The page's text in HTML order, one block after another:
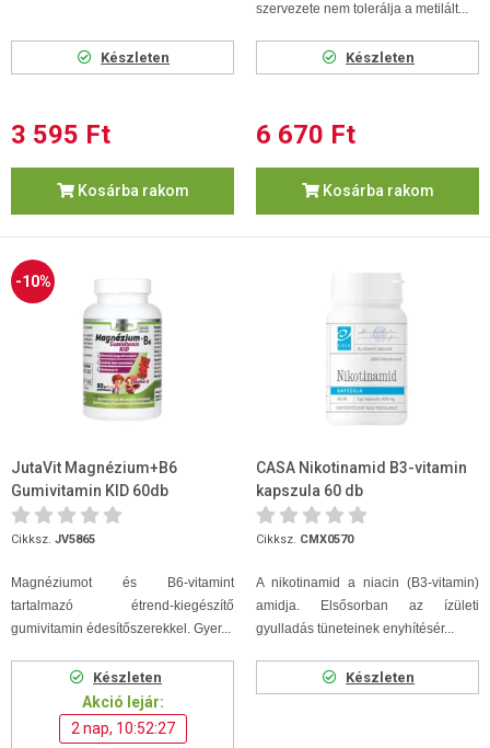
Készleten
3 595 Ft
Kosárba rakom
szervezete nem tolerálja a metilált...
Készleten
6 670 Ft
Kosárba rakom
-10%
JutaVit Magnézium+B6
Gumivitamin KID 60db
gumitabletta
Cikksz. JV5865
Magnéziumot és B6-vitamint
tartalmazó étrend-kiegészítő
gumivitamin édesítőszerekkel. Gyer...
Készleten
Akció lejár:
2 nap, 10:52:26
CASA Nikotinamid B3-vitamin
kapszula 60 db
Cikksz. CMX0570
A nikotinamid a niacin (B3-vitamin)
amidja. Elsősorban az ízületi
gyulladás tüneteinek enyhítésér...
Készleten